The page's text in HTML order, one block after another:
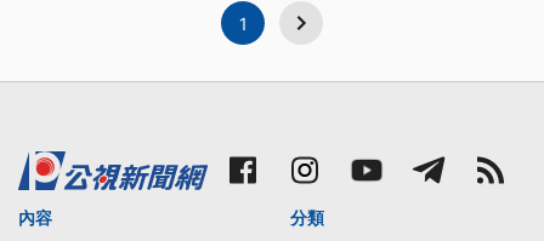
1
內容
分類